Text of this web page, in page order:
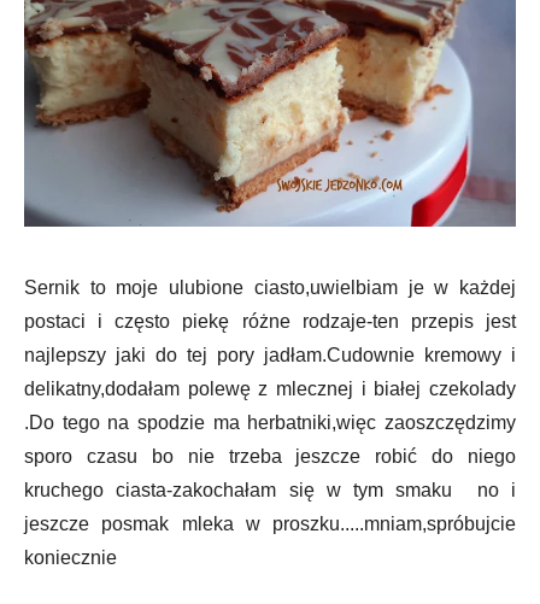
Sernik to moje ulubione ciasto,uwielbiam je w każdej
postaci i często piekę różne rodzaje-ten przepis jest
najlepszy jaki do tej pory jadłam.Cudownie kremowy i
delikatny,dodałam polewę z mlecznej i białej czekolady
.Do tego na spodzie ma herbatniki,więc zaoszczędzimy
sporo czasu bo nie trzeba jeszcze robić do niego
kruchego ciasta-zakochałam się w tym smaku no i
jeszcze posmak mleka w proszku.....mniam,spróbujcie
koniecznie